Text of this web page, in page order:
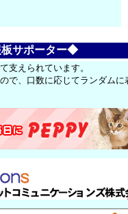
サポーター◆
支えられています。
で、口数に応じてランダムに